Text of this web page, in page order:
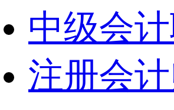
中级会
注册会